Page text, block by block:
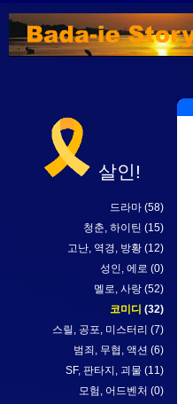
살인!
드라마 (58)
청춘, 하이틴 (15)
고난, 역경, 방황 (12)
성인, 에로 (0)
멜로, 사랑 (52)
코미디 (32)
스릴, 공포, 미스터리 (7)
범죄, 무협, 액션 (6)
SF, 판타지, 괴물 (11)
모험, 어드벤처 (0)